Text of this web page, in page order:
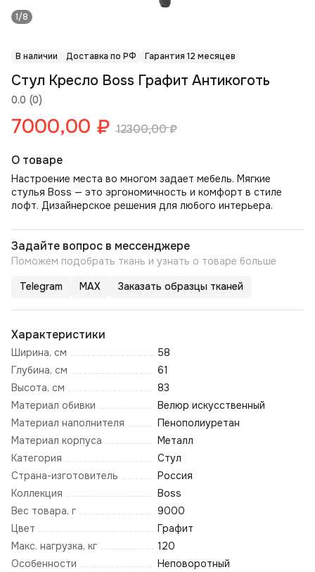
1/8
В наличии Доставка по РФ Гарантия 12 месяцев
0.0 (0)
Стул Кресло Boss Графит Антикоготь
7000,00 ₽ 12300,00₽
О товаре
Настроение места во многом задает мебель. Мягкие
стулья Boss — это эргономичность и комфорт в стиле
лофт. Дизайнерское решения для любого интерьера.
Задайте вопрос в мессенджере
Поможем подобрать ткань и узнать о товаре больше
Telegram MAX Заказать образцы тканей
Характеристики
Ширина, см
58
Глубина, см
61
Высота, см
83
Материал обивки
Велюр искусственный
Материал наполнителя
Пенополиуретан
Материал корпуса
Металл
Категория
Стул
Страна-изготовитель
Россия
Коллекция
Boss
Вес товара, г
9000
Цвет
Графит
Макс. нагрузка, кг
120
Особенности
Неповоротный